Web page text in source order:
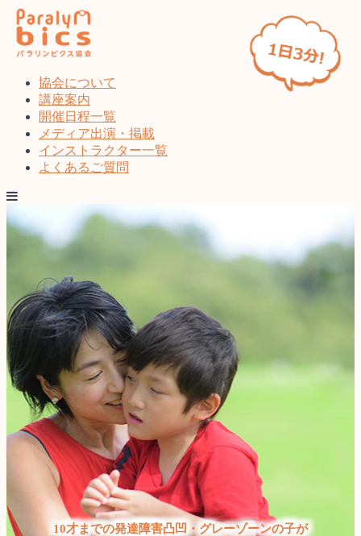
協会について
講座案内
開催日程一覧
メディア出演・掲載
インストラクター一覧
よくあるご質問
10才までの発達障害凸凹・グレーゾーンの子が